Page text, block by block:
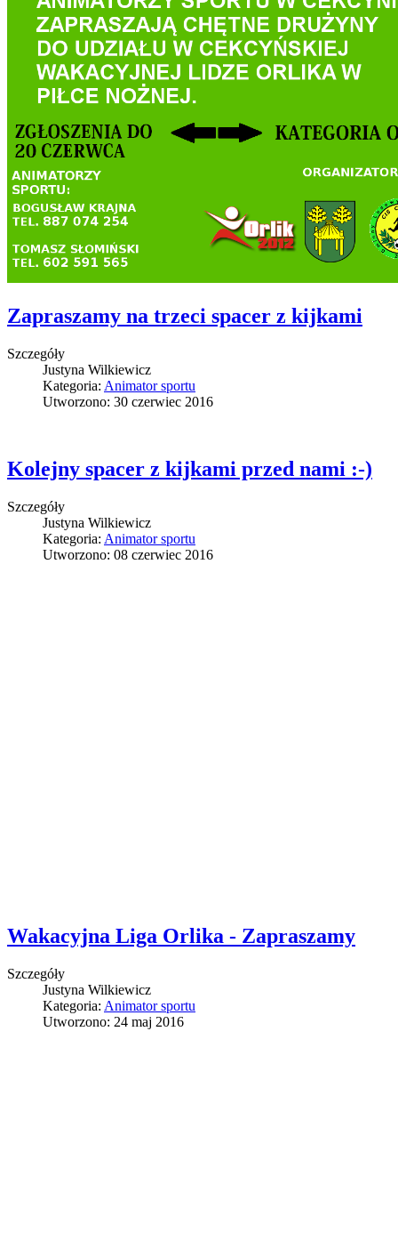
Zapraszamy na trzeci spacer z kijkami
Szczegóły
Justyna Wilkiewicz
Kategoria: Animator sportu
Utworzono: 30 czerwiec 2016
Kolejny spacer z kijkami przed nami :-)
Szczegóły
Justyna Wilkiewicz
Kategoria: Animator sportu
Utworzono: 08 czerwiec 2016
Wakacyjna Liga Orlika - Zapraszamy
Szczegóły
Justyna Wilkiewicz
Kategoria: Animator sportu
Utworzono: 24 maj 2016